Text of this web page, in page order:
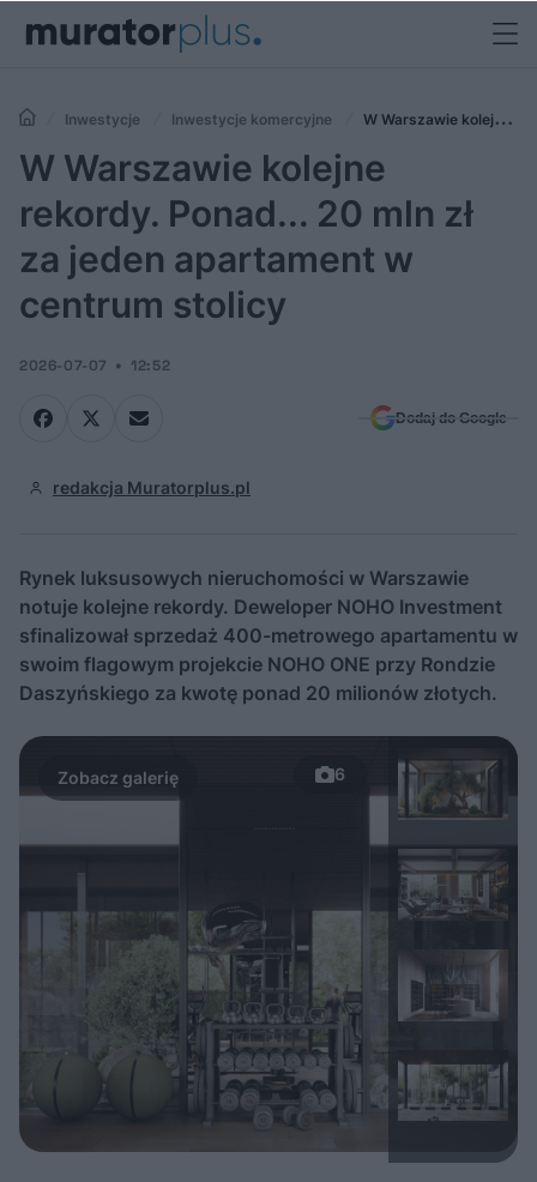
Inwestycje Inwestycje komercyjne
W Warszawie kolejne
rekordy. Ponad... 20 mln zł za jeden apartament w centrum stolicy
W Warszawie kolejne
rekordy. Ponad... 20 mln zł
za jeden apartament w
centrum stolicy
2026-07-07 12:52
Dodaj do Google
redakcja Muratorplus.pl
Rynek luksusowych nieruchomości w Warszawie
notuje kolejne rekordy. Deweloper NOHO Investment
sfinalizował sprzedaż 400-metrowego apartamentu w
swoim flagowym projekcie NOHO ONE przy Rondzie
Daszyńskiego za kwotę ponad 20 milionów złotych.
6